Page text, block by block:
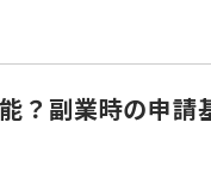
？副業時の申請